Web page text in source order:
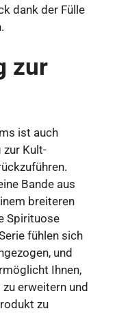
dank der Fülle
zur
ist auch
zur Kult-
Bande aus
breiteren
Spirituose
fühlen sich
und
Ihnen,
erweitern und
zu